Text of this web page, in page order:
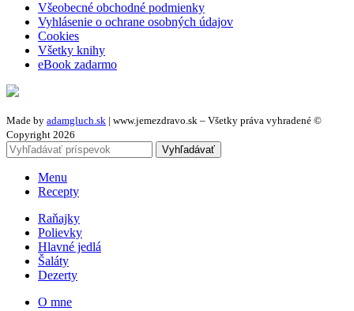
Všeobecné obchodné podmienky
Vyhlásenie o ochrane osobných údajov
Cookies
Všetky knihy
eBook zadarmo
Made by adamgluch.sk | www.jemezdravo.sk – Všetky práva vyhradené ©
Copyright 2026
Vyhľadávať
Menu
Recepty
Raňajky
Polievky
Hlavné jedlá
Šaláty
Dezerty
O mne